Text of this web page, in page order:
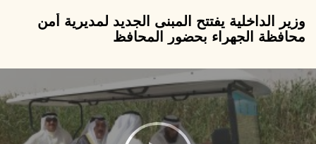
وزير الداخلية يفتتح المبنى الجديد لمديرية أمن
محافظة الجهراء بحضور المحافظ